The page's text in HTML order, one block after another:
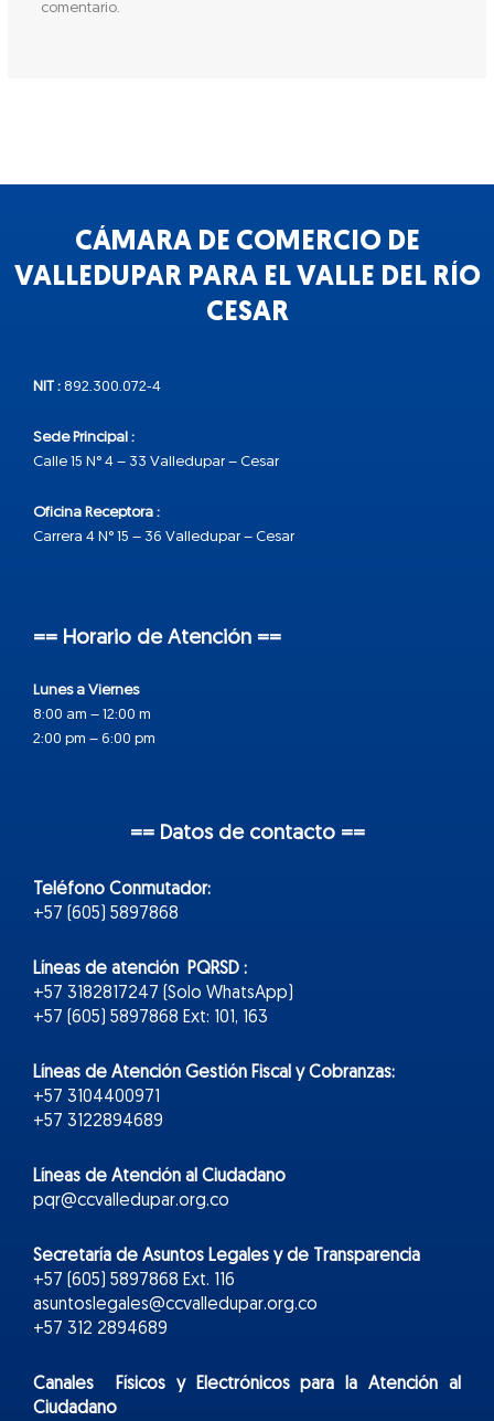
comentario.
CÁMARA DE COMERCIO DE
VALLEDUPAR PARA EL VALLE DEL RÍO
CESAR
NIT : 892.300.072-4
Sede Principal :
Calle 15 N° 4 – 33 Valledupar – Cesar
Oficina Receptora :
Carrera 4 N° 15 – 36 Valledupar – Cesar
== Horario de Atención ==
Lunes a Viernes
8:00 am – 12:00 m
2:00 pm – 6:00 pm
== Datos de contacto ==
Teléfono Conmutador:
+57 (605) 5897868
Líneas de atención PQRSD :
+57 3182817247 (Solo WhatsApp)
+57 (605) 5897868 Ext: 101, 163
Líneas de Atención Gestión Fiscal y Cobranzas:
+57 3104400971
+57 3122894689
Líneas de Atención al Ciudadano
pqr@ccvalledupar.org.co
Secretaría de Asuntos Legales y de Transparencia
+57 (605) 5897868 Ext. 116
asuntoslegales@ccvalledupar.org.co
+57 312 2894689
Canales Físicos yElectrónicospara la Atención al
Ciudadano